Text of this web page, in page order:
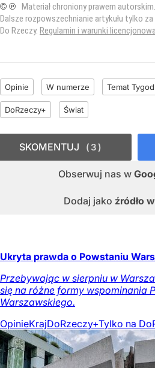
© ℗ Materiał chroniony prawem
Dalsze rozpowszechnianie artykułu tylko
Do Rzeczy. Regulamin i warunki
Opinie W numerze Temat
DoRzeczy+ Świat
Obserwuj nas w
Dodaj jako źródło
SKOMENTUJ 3
Ukryta prawda o Powstaniu
Przebywając w sierpniu w
się na różne formy wspominania
Warszawskiego.
OpinieKrajDoRzeczy+Tylko na